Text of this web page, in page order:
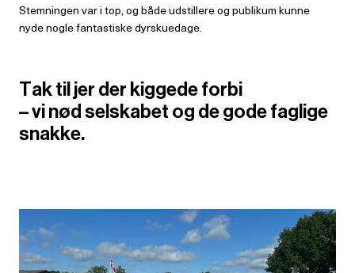
Stemningen var i top, og både udstillere og publikum kunne
nyde nogle fantastiske dyrskuedage.
Tak til jer der kiggede forbi
– vi nød selskabet og de gode faglige
snakke.